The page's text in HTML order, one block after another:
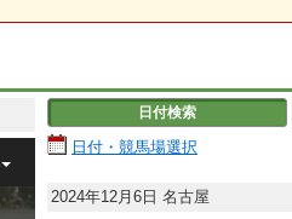
日付検索
日付・競馬場選択
2024年12月6日 名古屋